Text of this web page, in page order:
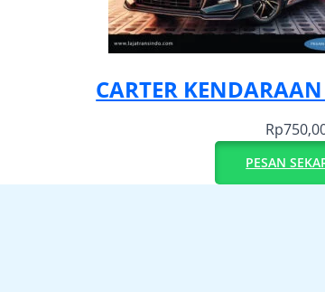
CARTER
Rp
PESAN